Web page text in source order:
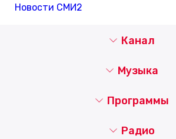
Новости СМИ2
Канал
Музыка
Программы
Радио